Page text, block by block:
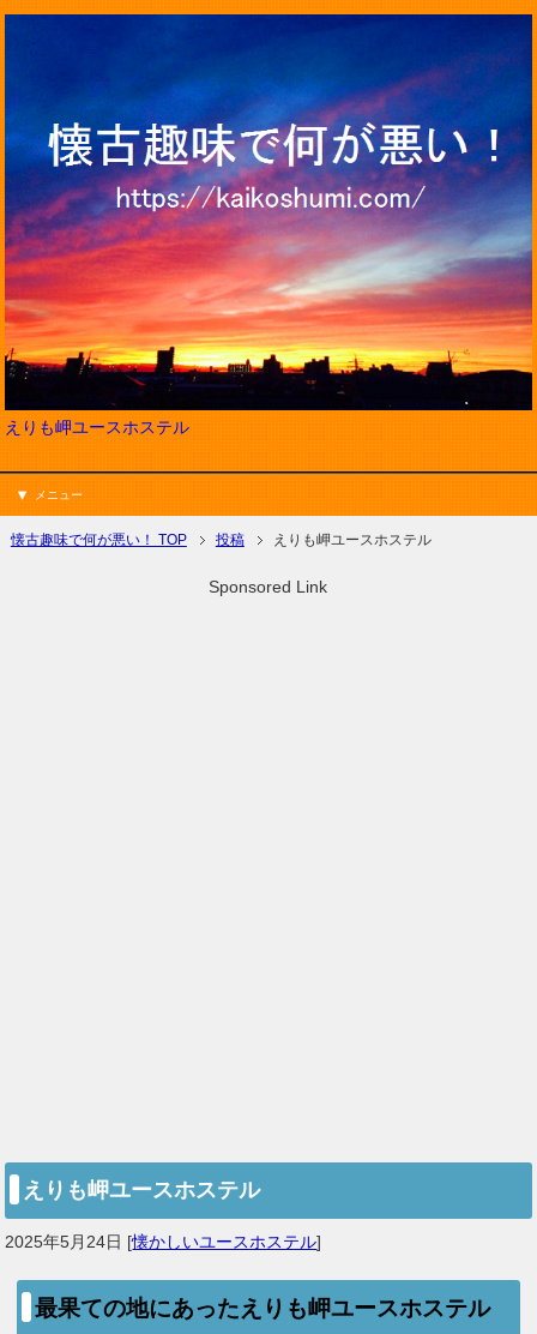
えりも岬ユースホステル
メニュー
懐古趣味で何が悪い！ TOP 投稿 えりも岬ユースホステル
Sponsored Link
えりも岬ユースホステル
2025年5月24日 [懐かしいユースホステル]
最果ての地にあったえりも岬ユースホステル